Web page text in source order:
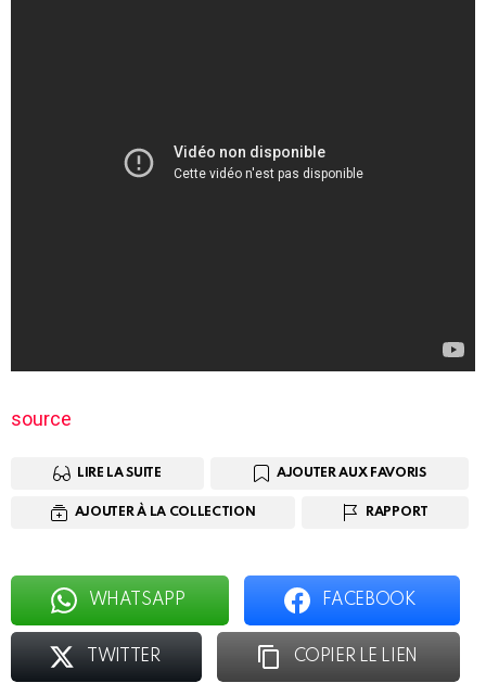
source
LIRE LA SUITE AJOUTER AUX FAVORIS
AJOUTER À LA COLLECTION RAPPORT
WHATSAPP FACEBOOK
TWITTER COPIER LE LIEN